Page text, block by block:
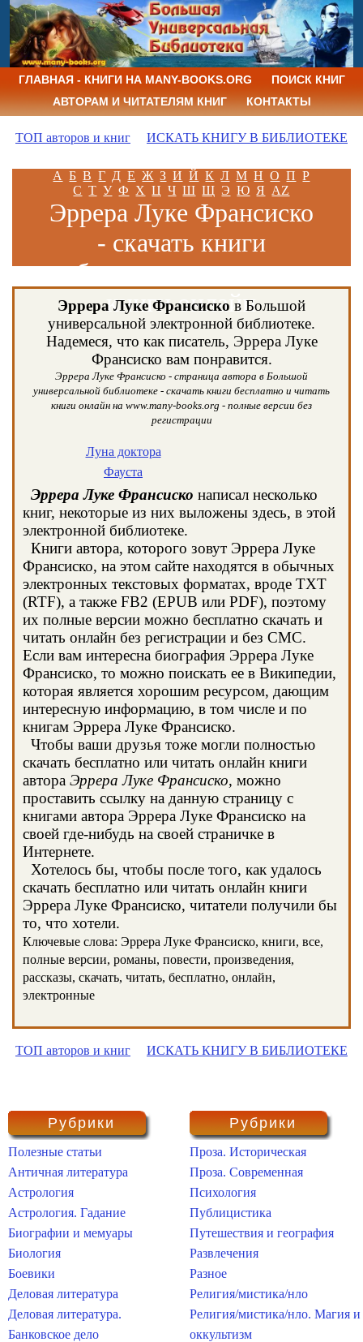
ГЛАВНАЯ - КНИГИ НА MANY-BOOKS.ORG
ПОИСК КНИГ
АВТОРАМ И ЧИТАТЕЛЯМ КНИГ
КОНТАКТЫ
ТОП авторов и книг ИСКАТЬ КНИГУ В БИБЛИОТЕКЕ
А Б В Г Д Е Ж З И Й К Л М Н О П Р
С Т У Ф Х Ц Ч Ш Щ Э Ю Я AZ
Эррера Луке Франсиско
- скачать книги
бесплатно и читать
книги онлайн
Эррера Луке Франсиско в Большой
универсальной электронной библиотеке.
Надемеся, что как писатель, Эррера Луке
Франсиско вам понравится.
Эррера Луке Франсиско - страница автора в Большой
универсальной библиотеке - скачать книги бесплатно и читать
книги онлайн на www.many-books.org - полные версии без
регистрации
Луна доктора
Фауста
Эррера Луке Франсиско написал несколько
книг, некоторые из них выложены здесь, в этой
электронной библиотеке.
Книги автора, которого зовут Эррера Луке
Франсиско, на этом сайте находятся в обычных
электронных текстовых форматах, вроде TXT
(RTF), а также FB2 (EPUB или PDF), поэтому
их полные версии можно бесплатно скачать и
читать онлайн без регистрации и без СМС.
Если вам интересна биография Эррера Луке
Франсиско, то можно поискать ее в Википедии,
которая является хорошим ресурсом, дающим
интересную информацию, в том числе и по
книгам Эррера Луке Франсиско.
Чтобы ваши друзья тоже могли полностью
скачать бесплатно или читать онлайн книги
автора Эррера Луке Франсиско, можно
проставить ссылку на данную страницу с
книгами автора Эррера Луке Франсиско на
своей где-нибудь на своей страничке в
Интернете.
Хотелось бы, чтобы после того, как удалось
скачать бесплатно или читать онлайн книги
Эррера Луке Франсиско, читатели получили бы
то, что хотели.
Ключевые слова: Эррера Луке Франсиско, книги, все,
полные версии, романы, повести, произведения,
рассказы, скачать, читать, бесплатно, онлайн,
электронные
ТОП авторов и книг ИСКАТЬ КНИГУ В БИБЛИОТЕКЕ
Рубрики
Полезные статьи
Античная литература
Астрология
Астрология. Гадание
Биографии и мемуары
Биология
Боевики
Деловая литература
Деловая литература.
Банковское дело
Рубрики
Проза. Историческая
Проза. Современная
Психология
Публицистика
Путешествия и география
Развлечения
Разное
Религия/мистика/нло
Религия/мистика/нло. Магия и
оккультизм